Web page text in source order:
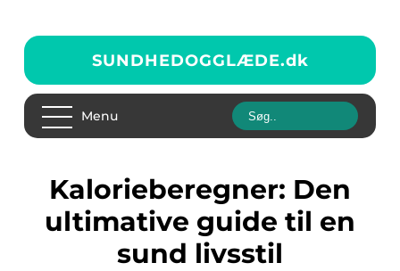
SUNDHEDOGGLÆDE.dk
Menu
Kalorieberegner: Den
ultimative guide til en
sund livsstil